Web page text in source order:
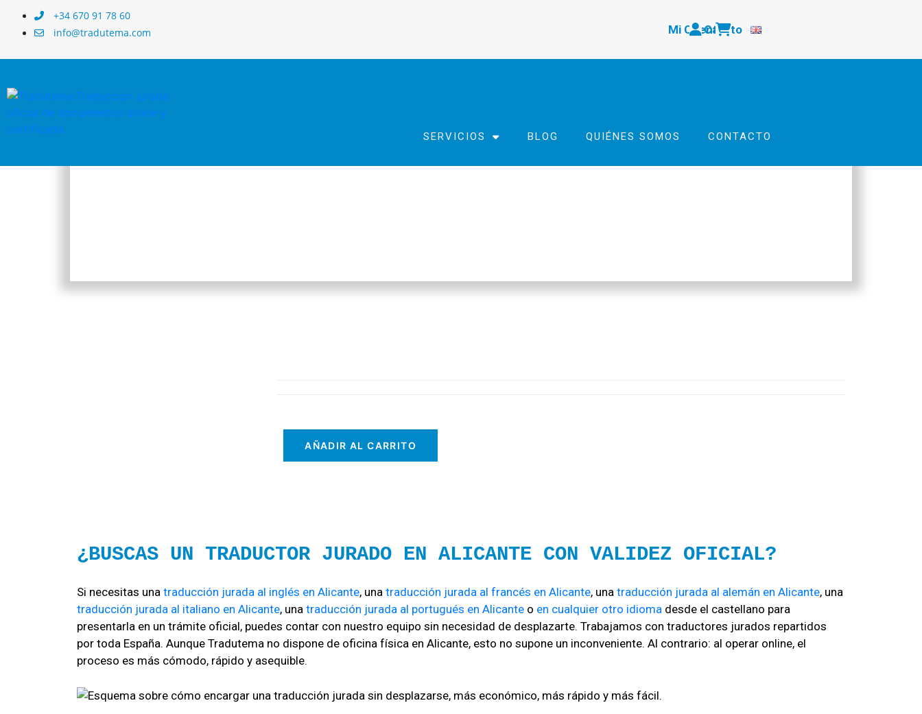
+34 670 91 78 60
info@tradutema.com
Mi CuentaCarrito
SERVICIOS BLOG QUIÉNES SOMOS CONTACTO
AÑADIR AL CARRITO
¿BUSCAS UN TRADUCTOR JURADO EN ALICANTE CON VALIDEZ OFICIAL?
Si necesitas una traducción jurada al inglés en Alicante, una traducción jurada al francés en Alicante, una traducción jurada al alemán en Alicante, una
traducción jurada al italiano en Alicante, una traducción jurada al portugués en Alicante o en cualquier otro idioma desde el castellano para
presentarla en un trámite oficial, puedes contar con nuestro equipo sin necesidad de desplazarte. Trabajamos con traductores jurados repartidos
por toda España. Aunque Tradutema no dispone de oficina física en Alicante, esto no supone un inconveniente. Al contrario: al operar online, el
proceso es más cómodo, rápido y asequible.